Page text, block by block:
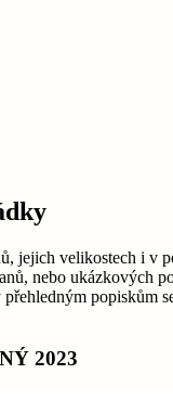
jejich velikostech i v
nebo ukázkových
popiskům
2023